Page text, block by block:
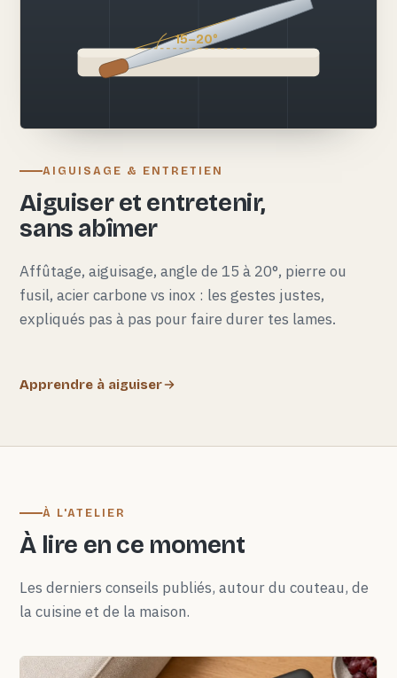
15–20°
AIGUISAGE & ENTRETIEN
Aiguiser et entretenir,
sans abîmer
Affûtage, aiguisage, angle de 15 à 20°, pierre ou
fusil, acier carbone vs inox : les gestes justes,
expliqués pas à pas pour faire durer tes lames.
Apprendre à aiguiser
À L'ATELIER
À lire en ce moment
Les derniers conseils publiés, autour du couteau, de
la cuisine et de la maison.